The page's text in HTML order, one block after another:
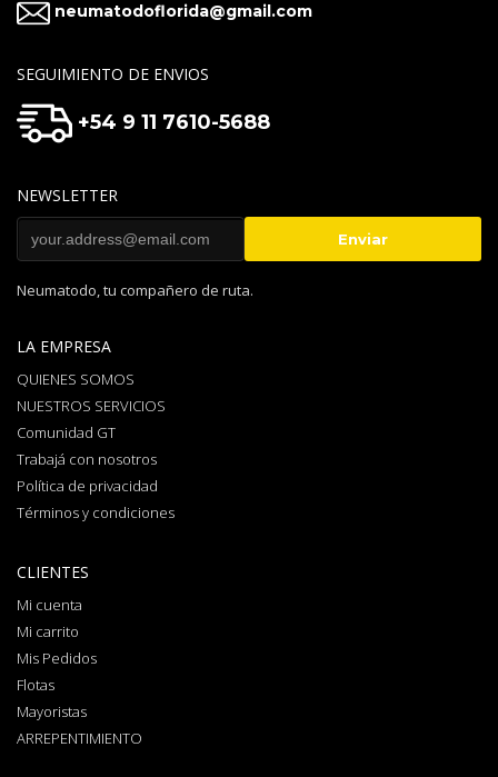
neumatodoflorida@gmail.com
SEGUIMIENTO DE ENVIOS
+54 9 11 7610-5688
NEWSLETTER
Neumatodo, tu compañero de ruta.
LA EMPRESA
QUIENES SOMOS
NUESTROS SERVICIOS
Comunidad GT
Trabajá con nosotros
Política de privacidad
Términos y condiciones
CLIENTES
Mi cuenta
Mi carrito
Mis Pedidos
Flotas
Mayoristas
ARREPENTIMIENTO